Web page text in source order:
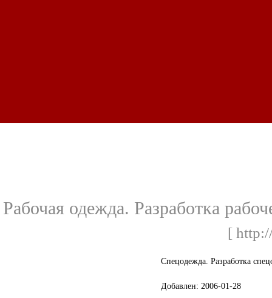
Рабочая одежда. Разработка
[
Спецодежда. Разработка
Добавлен: 2006-01-28